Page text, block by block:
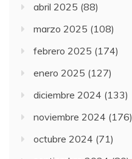
abril 2025 (88)
marzo 2025 (108)
febrero 2025 (174)
enero 2025 (127)
diciembre 2024 (133)
noviembre 2024 (176)
octubre 2024 (71)